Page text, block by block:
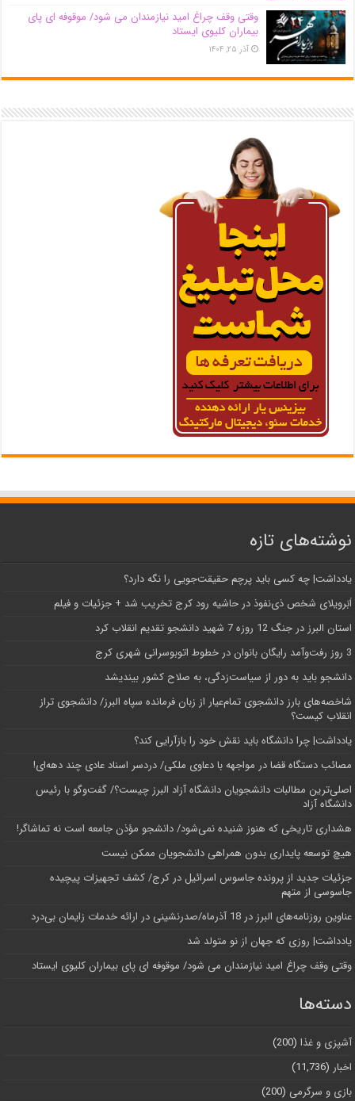
وقتی وقف چراغ امید نیازمندان می شود/ موقوفه ای پای
بیماران کلیوی ایستاد
آذر ۲۵, ۱۴۰۴
نوشته‌های تازه
یادداشت| ‌چه کسی باید پرچم حقیقت‌جویی را نگه دارد؟
اَبَر‌ویلای شخص ذی‌نفوذ در حاشیه‌ رود کرج تخریب شد + جزئیات و فیلم
استان البرز در جنگ 12 روزه 7 شهید دانشجو تقدیم انقلاب کرد
3 روز رفت‌وآمد رایگان بانوان در خطوط اتوبوسرانی شهری کرج
دانشجو باید به دور از سیاست‌زدگی، به صلاح کشور بیندیشد
شاخصه‌های بارز دانشجوی تمام‌عیار از زبان فرمانده سپاه البرز/ دانشجوی تراز
انقلاب کیست؟
یادداشت| چرا دانشگاه باید نقش خود را بازآرایی کند؟
مصائب دستگاه قضا در مواجهه با دعاوی ملکی/ دردسر اسناد عادی چند‌ دهه‌ای!
اصلی‌ترین مطالبات دانشجویان دانشگاه آزاد البرز چیست؟/ گفت‌وگو با رئیس
دانشگاه آز‌اد
هشداری تاریخی که هنوز شنیده نمی‌شود/ دانشجو مؤذن جامعه است نه تماشاگر!
هیچ توسعه پایداری بدون همراهی دانشجویان ممکن نیست
جزئیات جدید از پرونده جاسوس اسرائیل در کرج/‌ کشف تجهیزات پیچیده
جاسوسی از متهم
عناوین روزنامه‌های البرز در ‌18 آذرماه/صدرنشینی در ارائه خدمات زایمان بی‌درد
یادداشت| روزی که جهان از نو متولد شد
وقتی وقف چراغ امید نیازمندان می شود/ موقوفه ای پای بیماران کلیوی ایستاد
دسته‌ها
آشپزی و غذا (200)
اخبار (11,736)
بازی و سرگرمی (200)